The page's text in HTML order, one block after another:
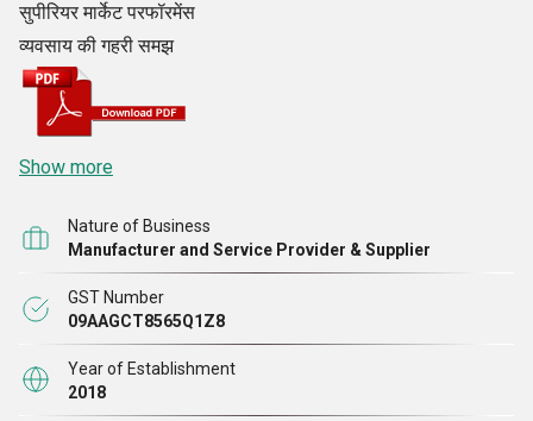
सुपीरियर मार्केट परफॉरमेंस
व्यवसाय की गहरी समझ
Show more
Nature of Business
Manufacturer and Service Provider & Supplier
GST Number
09AAGCT8565Q1Z8
Year of Establishment
2018